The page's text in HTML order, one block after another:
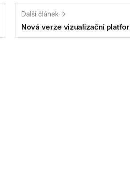
Další článek
Nová verze vizualizační